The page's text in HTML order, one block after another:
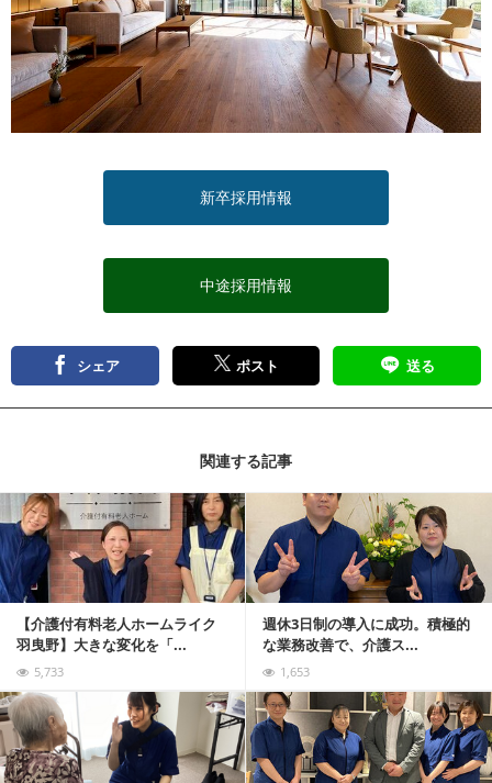
新卒採用情報
中途採用情報
シェア ポスト 送る
関連する記事
【介護付有料老人ホームライク
羽曳野】大きな変化を「...
5,733
週休3日制の導入に成功。積極的
な業務改善で、介護ス...
1,653
記事を読む
記事を読む